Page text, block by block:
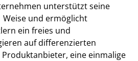
unterstützt seine
und ermöglicht
ein freies und
auf differenzierten
eine einmalige